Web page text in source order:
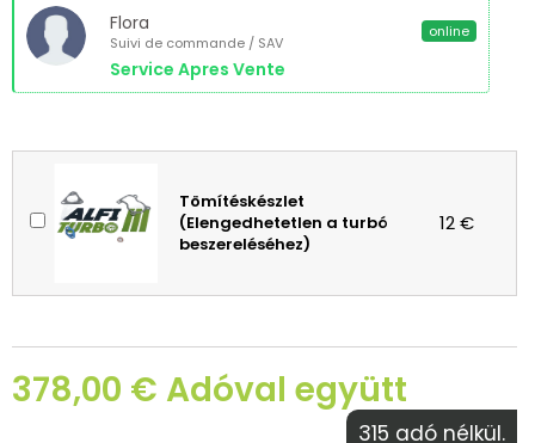
Flora
Suivi de commande / SAV
Service Apres Vente
online
Tömítéskészlet
(Elengedhetetlen a turbó
beszereléséhez)
12 €
378,00 € Adóval együtt
315 adó nélkül.